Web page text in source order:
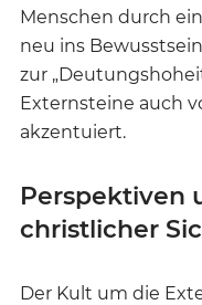
Menschen durch
neu ins
zur
Externsteine auch
akzentuiert.
Perspektiven
christlicher
Der Kult um die